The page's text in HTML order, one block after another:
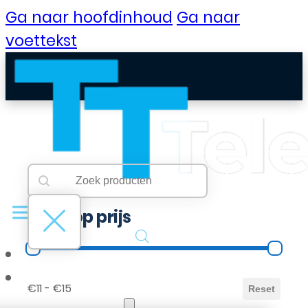
Ga naar hoofdinhoud Ga naar
voettekst
B2B Portaal
Searchbar
Search content
Filter op prijs
Filter op prijs
€11 - €15 Reset